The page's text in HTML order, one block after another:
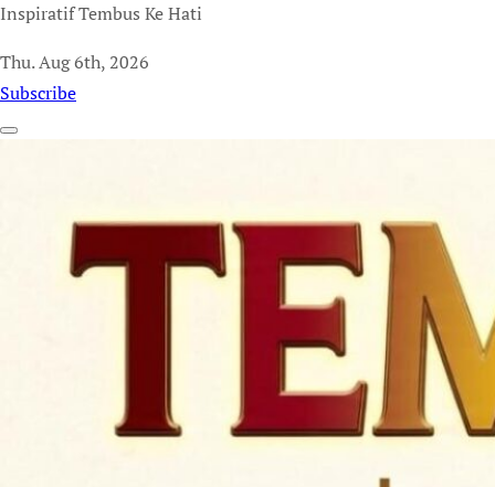
Inspiratif Tembus Ke Hati
Thu. Aug 6th, 2026
Subscribe